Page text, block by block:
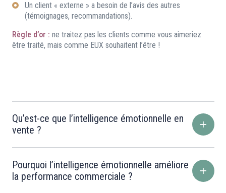
Un client « externe » a besoin de l’avis des autres
(témoignages, recommandations).
Règle d’or : ne traitez pas les clients comme vous aimeriez
être traité, mais comme EUX souhaitent l’être !
Qu’est-ce que l’intelligence émotionnelle en
vente ?
Pourquoi l’intelligence émotionnelle améliore
la performance commerciale ?